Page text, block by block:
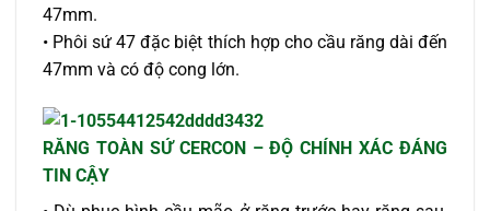
47mm.
• Phôi sứ 47 đặc biệt thích hợp cho cầu răng dài đến
47mm và có độ cong lớn.
RĂNG TOÀN SỨ CERCON – ĐỘ CHÍNH XÁC ĐÁNG
TIN CẬY